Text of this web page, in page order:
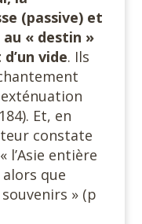
(passive) et
« destin »
vide. Ils
exténuation
Et, en
constate
l’Asie entière
que
» (p